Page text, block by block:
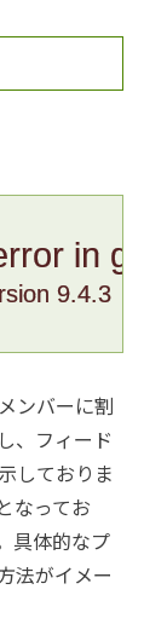
in
9.4.3
ンバーに割
、フィード
しておりま
なってお
具体的なプ
法がイメー